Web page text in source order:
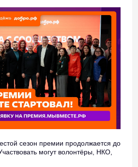
сезон премии продолжается до
могут волонтёры, НКО,